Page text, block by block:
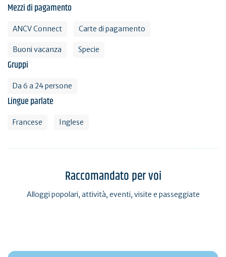
Mezzi di pagamento
ANCV Connect Carte di pagamento
Buoni vacanza Specie
Gruppi
Da 6 a 24 persone
Lingue parlate
Francese Inglese
Raccomandato per voi
Alloggi popolari, attività, eventi, visite e passeggiate